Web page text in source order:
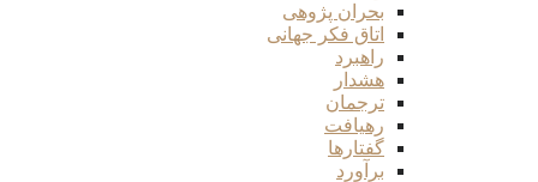
بحران پژوهی
اتاق فکر جهانی
راهبرد
هشدار
ترجمان
رهیافت
گفتارها
برآورد